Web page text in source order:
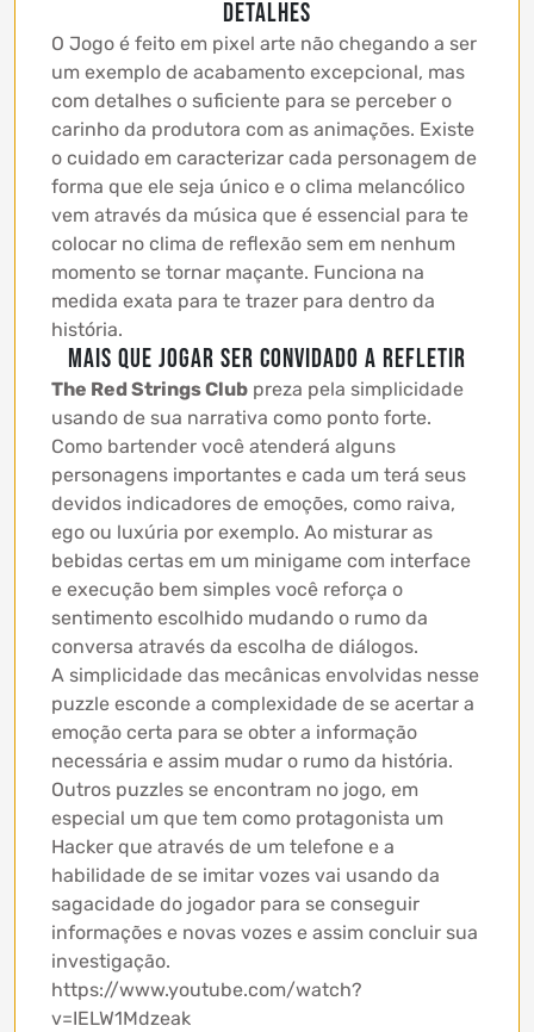
detalhes
O Jogo é feito em pixel arte não chegando a ser
um exemplo de acabamento excepcional, mas
com detalhes o suficiente para se perceber o
carinho da produtora com as animações. Existe
o cuidado em caracterizar cada personagem de
forma que ele seja único e o clima melancólico
vem através da música que é essencial para te
colocar no clima de reflexão sem em nenhum
momento se tornar maçante. Funciona na
medida exata para te trazer para dentro da
história.
Mais que jogar ser convidado a refletir
The Red Strings Club preza pela simplicidade
usando de sua narrativa como ponto forte.
Como bartender você atenderá alguns
personagens importantes e cada um terá seus
devidos indicadores de emoções, como raiva,
ego ou luxúria por exemplo. Ao misturar as
bebidas certas em um minigame com interface
e execução bem simples você reforça o
sentimento escolhido mudando o rumo da
conversa através da escolha de diálogos.
A simplicidade das mecânicas envolvidas nesse
puzzle esconde a complexidade de se acertar a
emoção certa para se obter a informação
necessária e assim mudar o rumo da história.
Outros puzzles se encontram no jogo, em
especial um que tem como protagonista um
Hacker que através de um telefone e a
habilidade de se imitar vozes vai usando da
sagacidade do jogador para se conseguir
informações e novas vozes e assim concluir sua
investigação.
https://www.youtube.com/watch?
v=IELW1Mdzeak